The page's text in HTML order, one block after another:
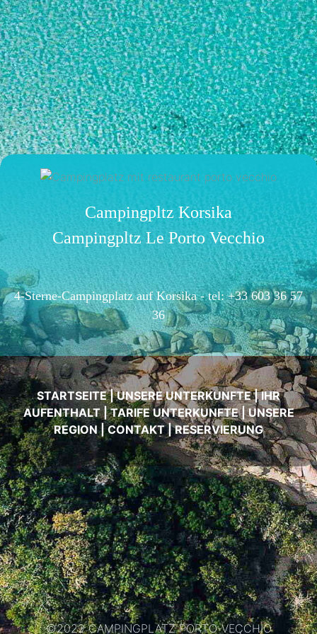
Campingpltz Korsika
Campingpltz Le Porto Vecchio
4-Sterne-Campingplatz auf Korsika -tel: +33 603 36 57
36
STARTSEITE|UNSERE UNTERKUNFTE|IHR
AUFENTHALT|TARIFE UNTERKUNFTE|UNSERE
REGION|CONTAKT|RESERVIERUNG
©2022 CAMPINGPLATZ PORTO-VECCHIO